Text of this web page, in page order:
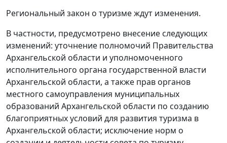
Региональный закон о туризме ждут изменения.
В частности, предусмотрено внесение следующих
изменений: уточнение полномочий Правительства
Архангельской области и уполномоченного
исполнительного органа государственной власти
Архангельской области, а также прав органов
местного самоуправления муниципальных
образований Архангельской области по созданию
благоприятных условий для развития туризма в
Архангельской области; исключение норм о